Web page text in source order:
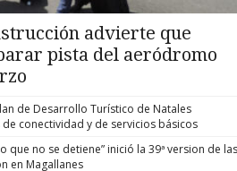
advierte que
pista del aeródromo
de Desarrollo Turístico de Natales
conectividad y de servicios básicos
que no se detiene” inició la 39ª version de las
en Magallanes